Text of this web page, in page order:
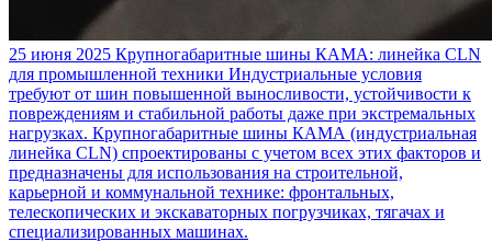
25 июня 2025 Крупногабаритные шины КАМА: линейка CLN
для промышленной техники Индустриальные условия
требуют от шин повышенной выносливости, устойчивости к
повреждениям и стабильной работы даже при экстремальных
нагрузках. Крупногабаритные шины КАМА (индустриальная
линейка CLN) спроектированы с учетом всех этих факторов и
предназначены для использования на строительной,
карьерной и коммунальной технике: фронтальных,
телескопических и экскаваторных погрузчиках, тягачах и
специализированных машинах.